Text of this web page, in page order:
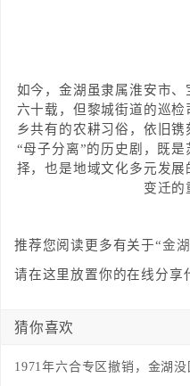
如今，金湖虽隶属淮安市
六十载，但黎城街道的巡
乡共有的农耕习俗，依旧
“母子分离”的历史剧，既
择，也是地域文化多元发
变迁的
推荐您阅读更多有关于“金
请在这里放置你的在线分享
猜你喜欢
1971年六合专区撤销，金湖